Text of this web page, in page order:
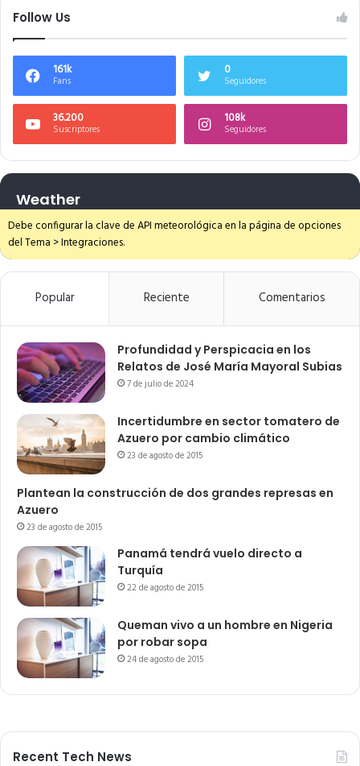
Follow Us
161k
Fans
0
Seguidores
36.200
Suscriptores
108k
Seguidores
Weather
Debe configurar la clave de API meteorológica en la página de opciones
del Tema > Integraciones.
Popular Reciente Comentarios
Profundidad y Perspicacia en los
Relatos de José María Mayoral Subias
7 de julio de 2024
Incertidumbre en sector tomatero de
Azuero por cambio climático
23 de agosto de 2015
Plantean la construcción de dos grandes represas en
Azuero
23 de agosto de 2015
Panamá tendrá vuelo directo a
Turquía
22 de agosto de 2015
Queman vivo a un hombre en Nigeria
por robar sopa
24 de agosto de 2015
Recent Tech News